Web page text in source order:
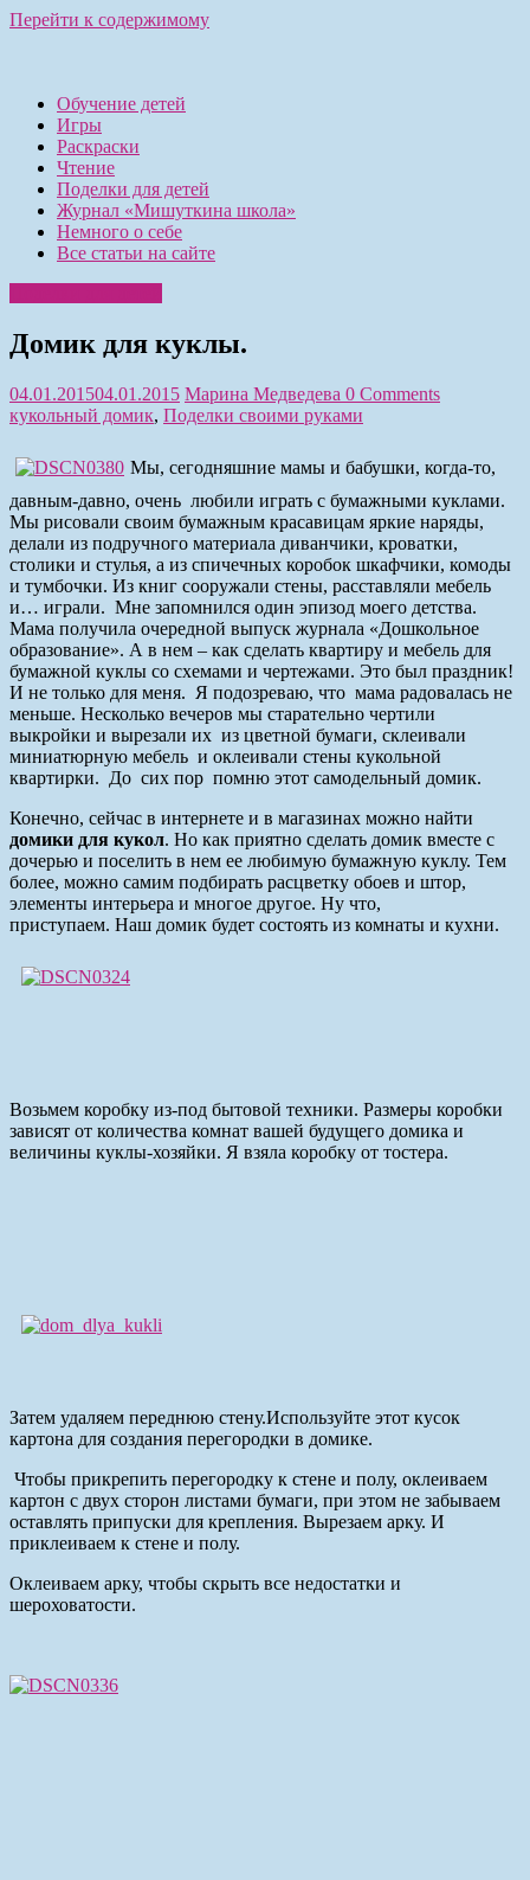
Перейти к содержимому
Обучение детей
Игры
Раскраски
Чтение
Поделки для детей
Журнал «Мишуткина школа»
Немного о себе
Все статьи на сайте
Домик для куклы.
04.01.201504.01.2015 Марина Медведева 0 Comments
кукольный домик, Поделки своими руками
Мы, сегодняшние мамы и бабушки, когда-то,
давным-давно, очень любили играть с бумажными куклами.
Мы рисовали своим бумажным красавицам яркие наряды,
делали из подручного материала диванчики, кроватки,
столики и стулья, а из спичечных коробок шкафчики, комоды
и тумбочки. Из книг сооружали стены, расставляли мебель
и… играли. Мне запомнился один эпизод моего детства.
Мама получила очередной выпуск журнала «Дошкольное
образование». А в нем – как сделать квартиру и мебель для
бумажной куклы со схемами и чертежами. Это был праздник!
И не только для меня. Я подозреваю, что мама радовалась не
меньше. Несколько вечеров мы старательно чертили
выкройки и вырезали их из цветной бумаги, склеивали
миниатюрную мебель и оклеивали стены кукольной
квартирки. До сих пор помню этот самодельный домик.
Конечно, сейчас в интернете и в магазинах можно найти
домики для кукол. Но как приятно сделать домик вместе с
дочерью и поселить в нем ее любимую бумажную куклу. Тем
более, можно самим подбирать расцветку обоев и штор,
элементы интерьера и многое другое. Ну что,
приступаем. Наш домик будет состоять из комнаты и кухни.
Возьмем коробку из-под бытовой техники. Размеры коробки
зависят от количества комнат вашей будущего домика и
величины куклы-хозяйки. Я взяла коробку от тостера.
Затем удаляем переднюю стену.Используйте этот кусок
картона для создания перегородки в домике.
Чтобы прикрепить перегородку к стене и полу, оклеиваем
картон с двух сторон листами бумаги, при этом не забываем
оставлять припуски для крепления. Вырезаем арку. И
приклеиваем к стене и полу.
Оклеиваем арку, чтобы скрыть все недостатки и
шероховатости.